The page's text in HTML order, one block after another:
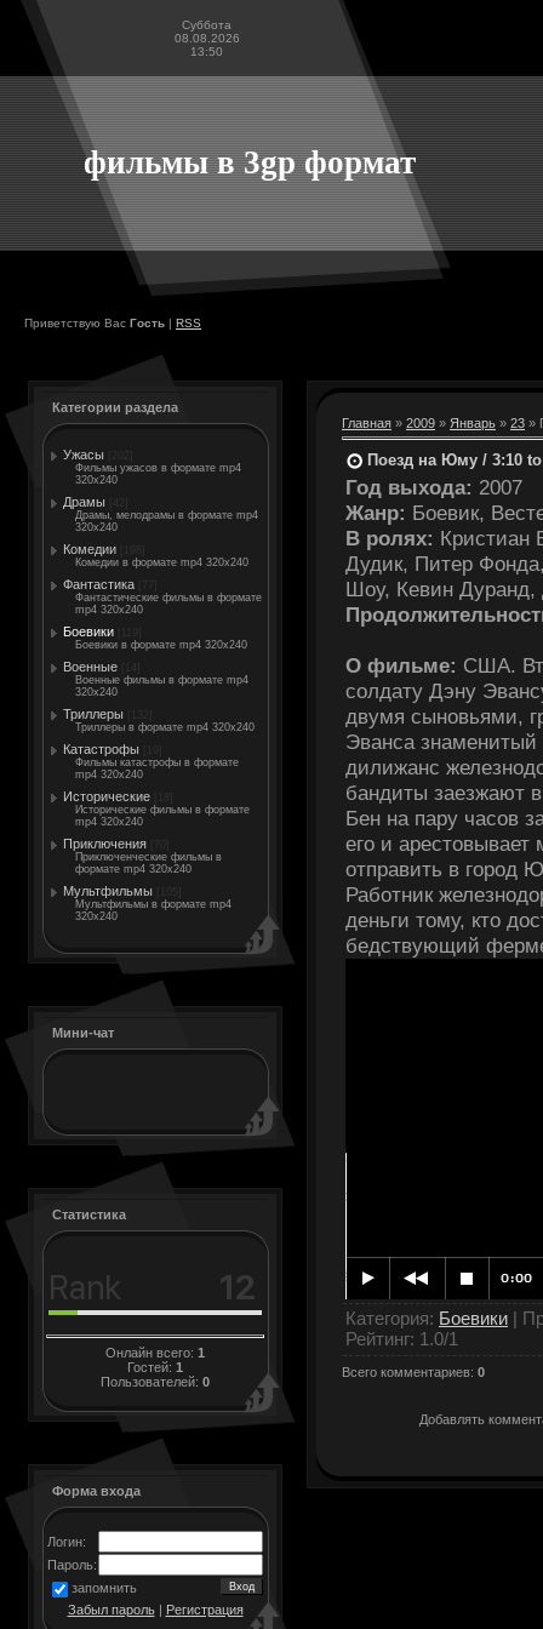
Суббота
08.08.2026
13:50
фильмы в 3gp формат
Приветствую Вас Гость | RSS
Категории раздела
Ужасы
Фильмы ужасов в формате mp4
320x240
Драмы
Драмы, мелодрамы в формате mp4
320x240
Комедии
Комедии в формате mp4 320x240
Фантастика
Фантастические фильмы в формате
mp4 320x240
Боевики
Боевики в формате mp4 320x240
Военные
Военные фильмы в формате mp4
320x240
Триллеры
Триллеры в формате mp4 320x240
Катастрофы
Фильмы катастрофы в формате
mp4 320x240
Исторические
Исторические фильмы в формате
mp4 320x240
Приключения
Приключенческие фильмы в
формате mp4 320x240
Мультфильмы
Мультфильмы в формате mp4
320x240
Мини-чат
Статистика
Онлайн всего: 1
Гостей: 1
Пользователей: 0
Форма входа
Логин:
Пароль:
запомнить
Забыл пароль| Регистрация
Главная » 2009 » Январь » 23 »
Поезд на Юму / 3:10
Год выхода: 2007
Жанр: Боевик,
В ролях: Кристиан
Дудик, Питер
Шоу, Кевин Дуранд,
О фильме: США.
солдату Дэну
двумя сыновьями,
Эванса
дилижанс
бандиты заезжают
Бен на пару часов
его и
отправить в город
Работник
деньги тому, кто
бедствующий
Категория: Боевики |
Рейтинг: 1.0/1
Всего комментариев: 0
Добавлять